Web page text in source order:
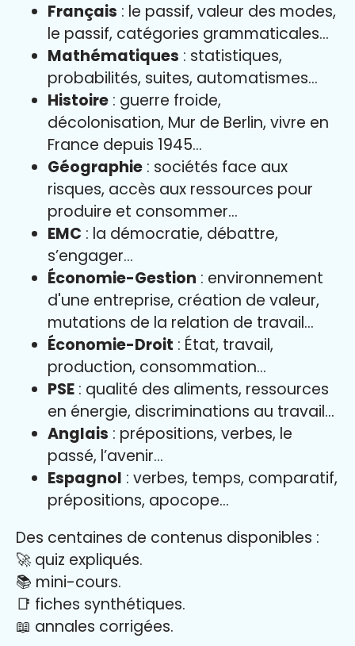
Français : le passif, valeur des modes,
le passif, catégories grammaticales…
Mathématiques : statistiques,
probabilités, suites, automatismes…
Histoire : guerre froide,
décolonisation, Mur de Berlin, vivre en
France depuis 1945…
Géographie : sociétés face aux
risques, accès aux ressources pour
produire et consommer…
EMC : la démocratie, débattre,
s’engager…
Économie-Gestion : environnement
d'une entreprise, création de valeur,
mutations de la relation de travail…
Économie-Droit : État, travail,
production, consommation…
PSE : qualité des aliments, ressources
en énergie, discriminations au travail…
Anglais : prépositions, verbes, le
passé, l’avenir…
Espagnol : verbes, temps, comparatif,
prépositions, apocope…
Des centaines de contenus disponibles :
🚀 quiz expliqués.
📚 mini-cours.
📑 fiches synthétiques.
📖 annales corrigées.